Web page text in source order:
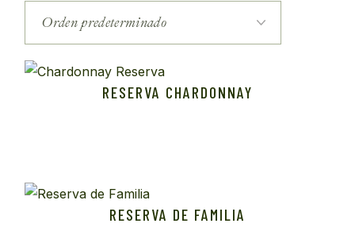
RESERVA CHARDONNAY
RESERVA DE FAMILIA